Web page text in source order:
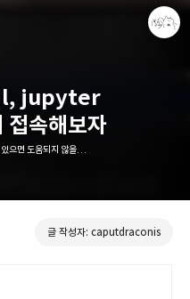
jupyter
속해보자
알고 있으면 도움되지 않을까,,?
글 작성자: caputdraconis